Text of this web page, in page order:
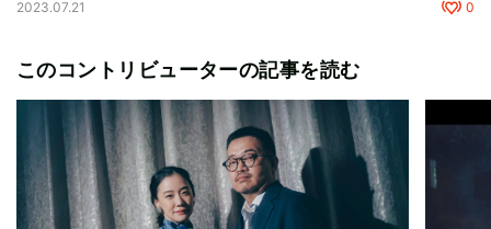
2023.07.21 0
このコントリビューターの記事を読む